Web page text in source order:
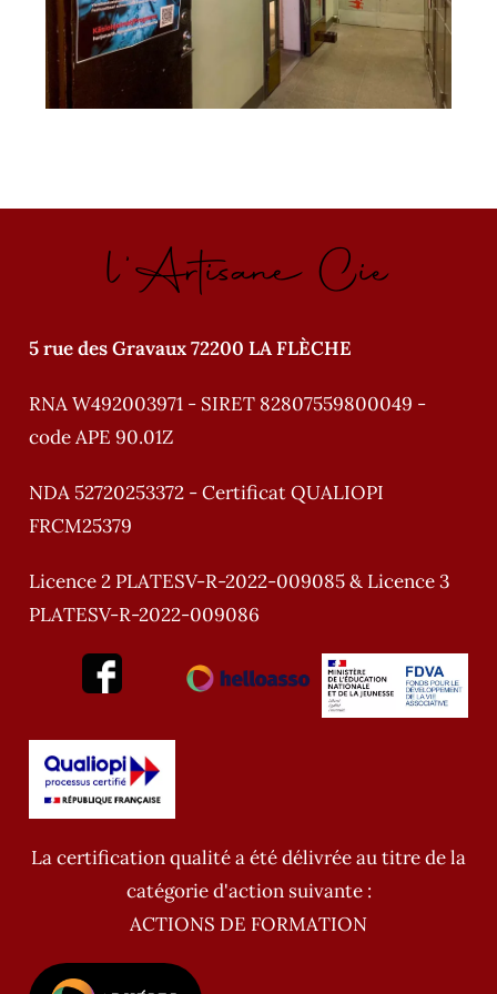
l'Artisane Cie
5 rue des Gravaux 72200 LA FLÈCHE
RNA W492003971 - SIRET 82807559800049 -
code APE 90.01Z
NDA 52720253372 - Certificat QUALIOPI
FRCM25379
Licence 2 PLATESV-R-2022-009085 & Licence 3
PLATESV-R-2022-009086
La certification qualité a été délivrée au titre de la
catégorie d'action suivante :
ACTIONS DE FORMATION